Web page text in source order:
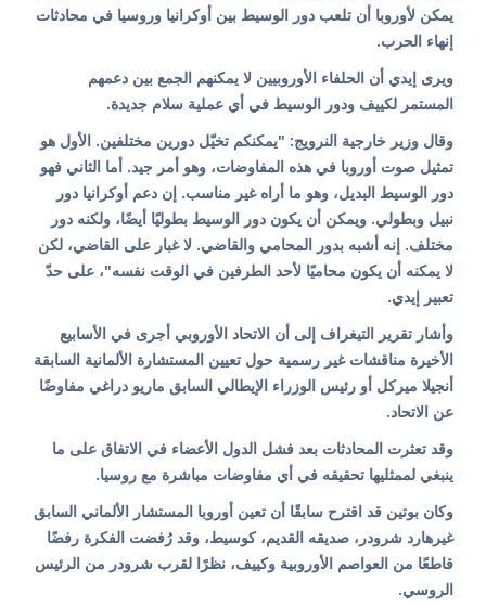
يمكن لأوروبا أن تلعب دور الوسيط بين أوكرانيا وروسيا في محادثات
إنهاء الحرب.
ويرى إيدي أن الحلفاء الأوروبيين لا يمكنهم الجمع بين دعمهم
المستمر لكييف ودور الوسيط في أي عملية سلام جديدة.
وقال وزير خارجية النرويج: "يمكنكم تخيّل دورين مختلفين. الأول هو
تمثيل صوت أوروبا في هذه المفاوضات، وهو أمر جيد. أما الثاني فهو
دور الوسيط البديل، وهو ما أراه غير مناسب. إن دعم أوكرانيا دور
نبيل وبطولي. ويمكن أن يكون دور الوسيط بطوليًا أيضًا، ولكنه دور
مختلف. إنه أشبه بدور المحامي والقاضي. لا غبار على القاضي، لكن
لا يمكنه أن يكون محاميًا لأحد الطرفين في الوقت نفسه"، على حدّ
تعبير إيدي.
وأشار تقرير التيغراف إلى أن الاتحاد الأوروبي أجرى في الأسابيع
الأخيرة مناقشات غير رسمية حول تعيين المستشارة الألمانية السابقة
أنجيلا ميركل أو رئيس الوزراء الإيطالي السابق ماريو دراغي مفاوضًا
عن الاتحاد.
وقد تعثرت المحادثات بعد فشل الدول الأعضاء في الاتفاق على ما
ينبغي لممثليها تحقيقه في أي مفاوضات مباشرة مع روسيا.
وكان بوتين قد اقترح سابقًا أن تعين أوروبا المستشار الألماني السابق
غيرهارد شرودر، صديقه القديم، كوسيط، وقد رُفضت الفكرة رفضًا
قاطعًا من العواصم الأوروبية وكييف، نظرًا لقرب شرودر من الرئيس
الروسي.